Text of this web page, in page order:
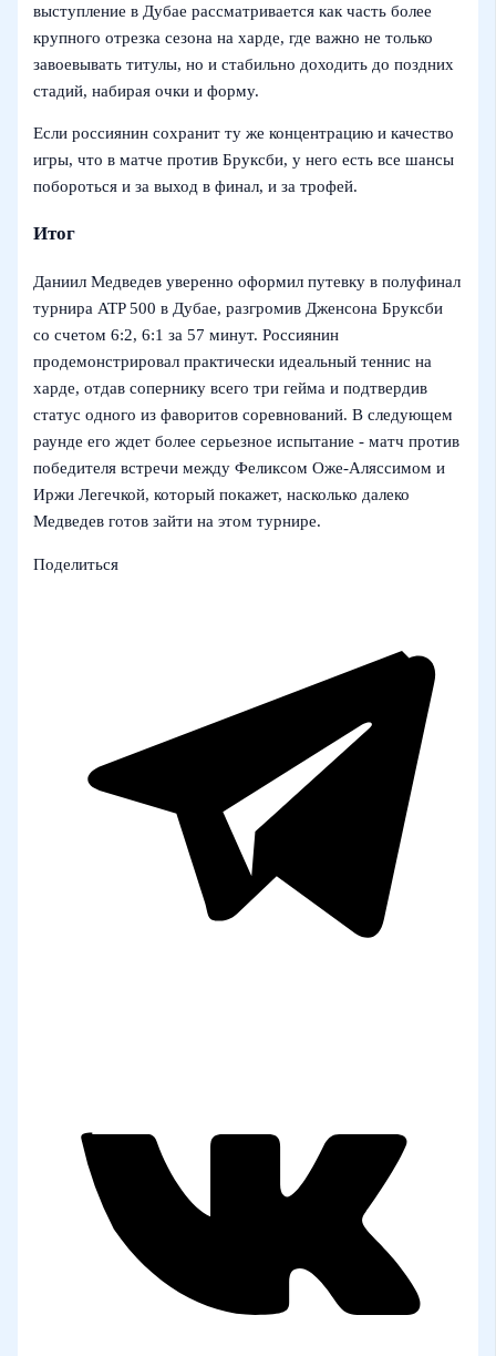
выступление в Дубае рассматривается как часть более
крупного отрезка сезона на харде, где важно не только
завоевывать титулы, но и стабильно доходить до поздних
стадий, набирая очки и форму.
Если россиянин сохранит ту же концентрацию и качество
игры, что в матче против Бруксби, у него есть все шансы
побороться и за выход в финал, и за трофей.
Итог
Даниил Медведев уверенно оформил путевку в полуфинал
турнира ATP 500 в Дубае, разгромив Дженсона Бруксби
со счетом 6:2, 6:1 за 57 минут. Россиянин
продемонстрировал практически идеальный теннис на
харде, отдав сопернику всего три гейма и подтвердив
статус одного из фаворитов соревнований. В следующем
раунде его ждет более серьезное испытание - матч против
победителя встречи между Феликсом Оже‑Аляссимом и
Иржи Легечкой, который покажет, насколько далеко
Медведев готов зайти на этом турнире.
Поделиться